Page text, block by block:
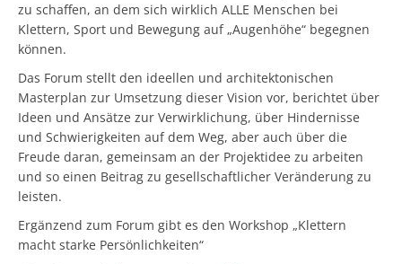
zu schaffen, an dem sich wirklich ALLE Menschen bei
Klettern, Sport und Bewegung auf „Augenhöhe“ begegnen
können.
Das Forum stellt den ideellen und architektonischen
Masterplan zur Umsetzung dieser Vision vor, berichtet über
Ideen und Ansätze zur Verwirklichung, über Hindernisse
und Schwierigkeiten auf dem Weg, aber auch über die
Freude daran, gemeinsam an der Projektidee zu arbeiten
und so einen Beitrag zu gesellschaftlicher Veränderung zu
leisten.
Ergänzend zum Forum gibt es den Workshop „Klettern
macht starke Persönlichkeiten“